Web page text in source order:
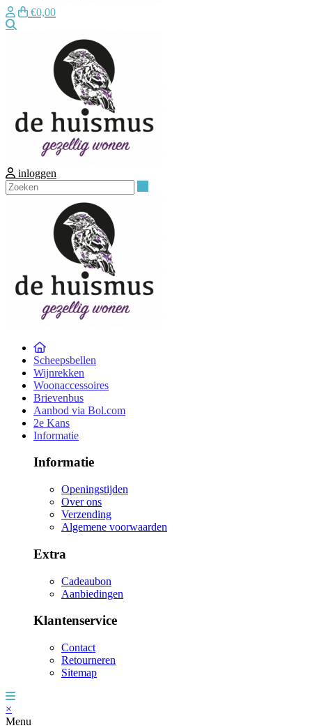
€0,00
inloggen
Scheepsbellen
Wijnrekken
Woonaccessoires
Brievenbus
Aanbod via Bol.com
2e Kans
Informatie
Informatie
Openingstijden
Over ons
Verzending
Algemene voorwaarden
Extra
Cadeaubon
Aanbiedingen
Klantenservice
Contact
Retourneren
Sitemap
×
Menu